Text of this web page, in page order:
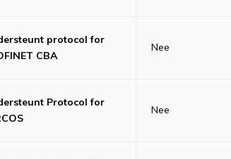
protocol for
CBA
Nee
Protocol for
Nee